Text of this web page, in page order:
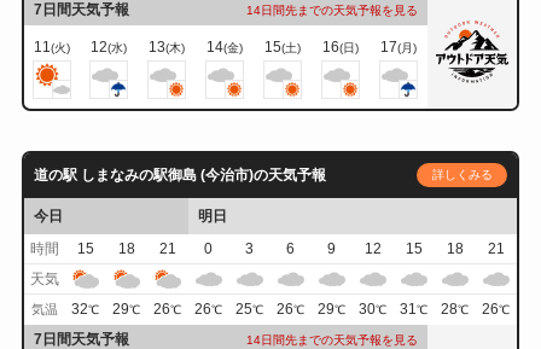
7日間天気予報 14日間先までの天気予報を見る
11(火) 12(水) 13(木) 14(金) 15(土) 16(日) 17(月)
道の駅 しまなみの駅御島 (今治市)の天気予報 詳しくみる
今日
明日
時間
15 18 21 0 3 6 9 12 15 18
21
天気
気温 32℃ 29℃ 26℃ 26℃ 25℃ 26℃ 29℃ 30℃ 31℃ 28℃ 26℃
7日間天気予報 14日間先までの天気予報を見る